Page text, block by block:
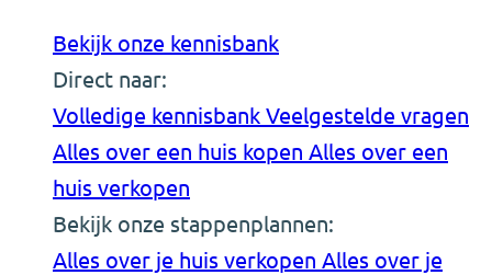
Bekijk onze kennisbank
Direct naar:
Volledige kennisbank Veelgestelde vragen
Alles over een huis kopen Alles over een
huis verkopen
Bekijk onze stappenplannen:
Alles over je huis verkopen Alles over je